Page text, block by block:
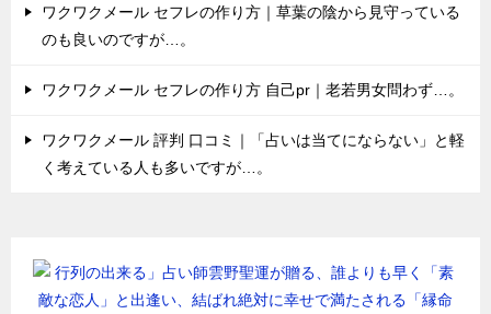
ワクワクメール セフレの作り方｜草葉の陰から見守っている
のも良いのですが…。
ワクワクメール セフレの作り方 自己pr｜老若男女問わず…。
ワクワクメール 評判 口コミ｜「占いは当てにならない」と軽
く考えている人も多いですが…。